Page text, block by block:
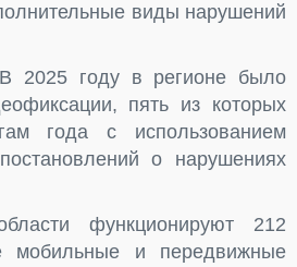
виды нарушений
2025 году в регионе было
пять из которых
года с использованием
о нарушениях
функционируют 212
мобильные и передвижные